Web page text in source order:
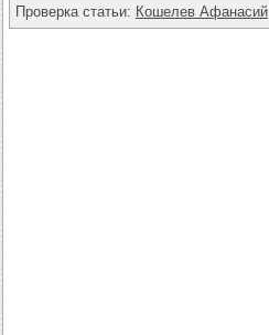
Проверка статьи: Кошелев Афанасий